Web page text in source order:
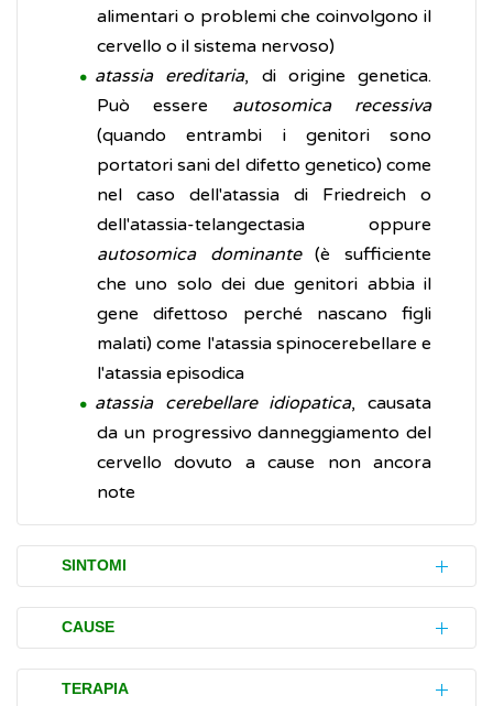
alimentari o problemi che coinvolgono il
cervello o il sistema nervoso)
atassia ereditaria, di origine genetica.
Può essere autosomica recessiva
(quando entrambi i genitori sono
portatori sani del difetto genetico) come
nel caso dell'atassia di Friedreich o
dell'atassia-telangectasia oppure
autosomica dominante(è sufficiente
che uno solo dei due genitori abbia il
gene difettoso perché nascano figli
malati) come l'atassia spinocerebellare e
l'atassia episodica
atassia cerebellare idiopatica, causata
da un progressivo danneggiamento del
cervello dovuto a cause non ancora
note
SINTOMI
L'atassia può insorgere all'improvviso o
svilupparsi progressivamente nel tempo.
CAUSE
L'atassia normalmente è causata da danni,
TERAPIA